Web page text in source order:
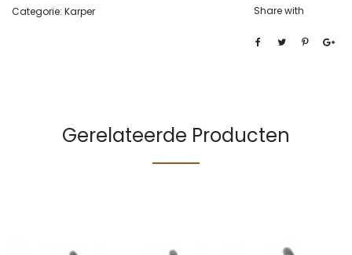
Categorie: Karper Share with
Gerelateerde Producten